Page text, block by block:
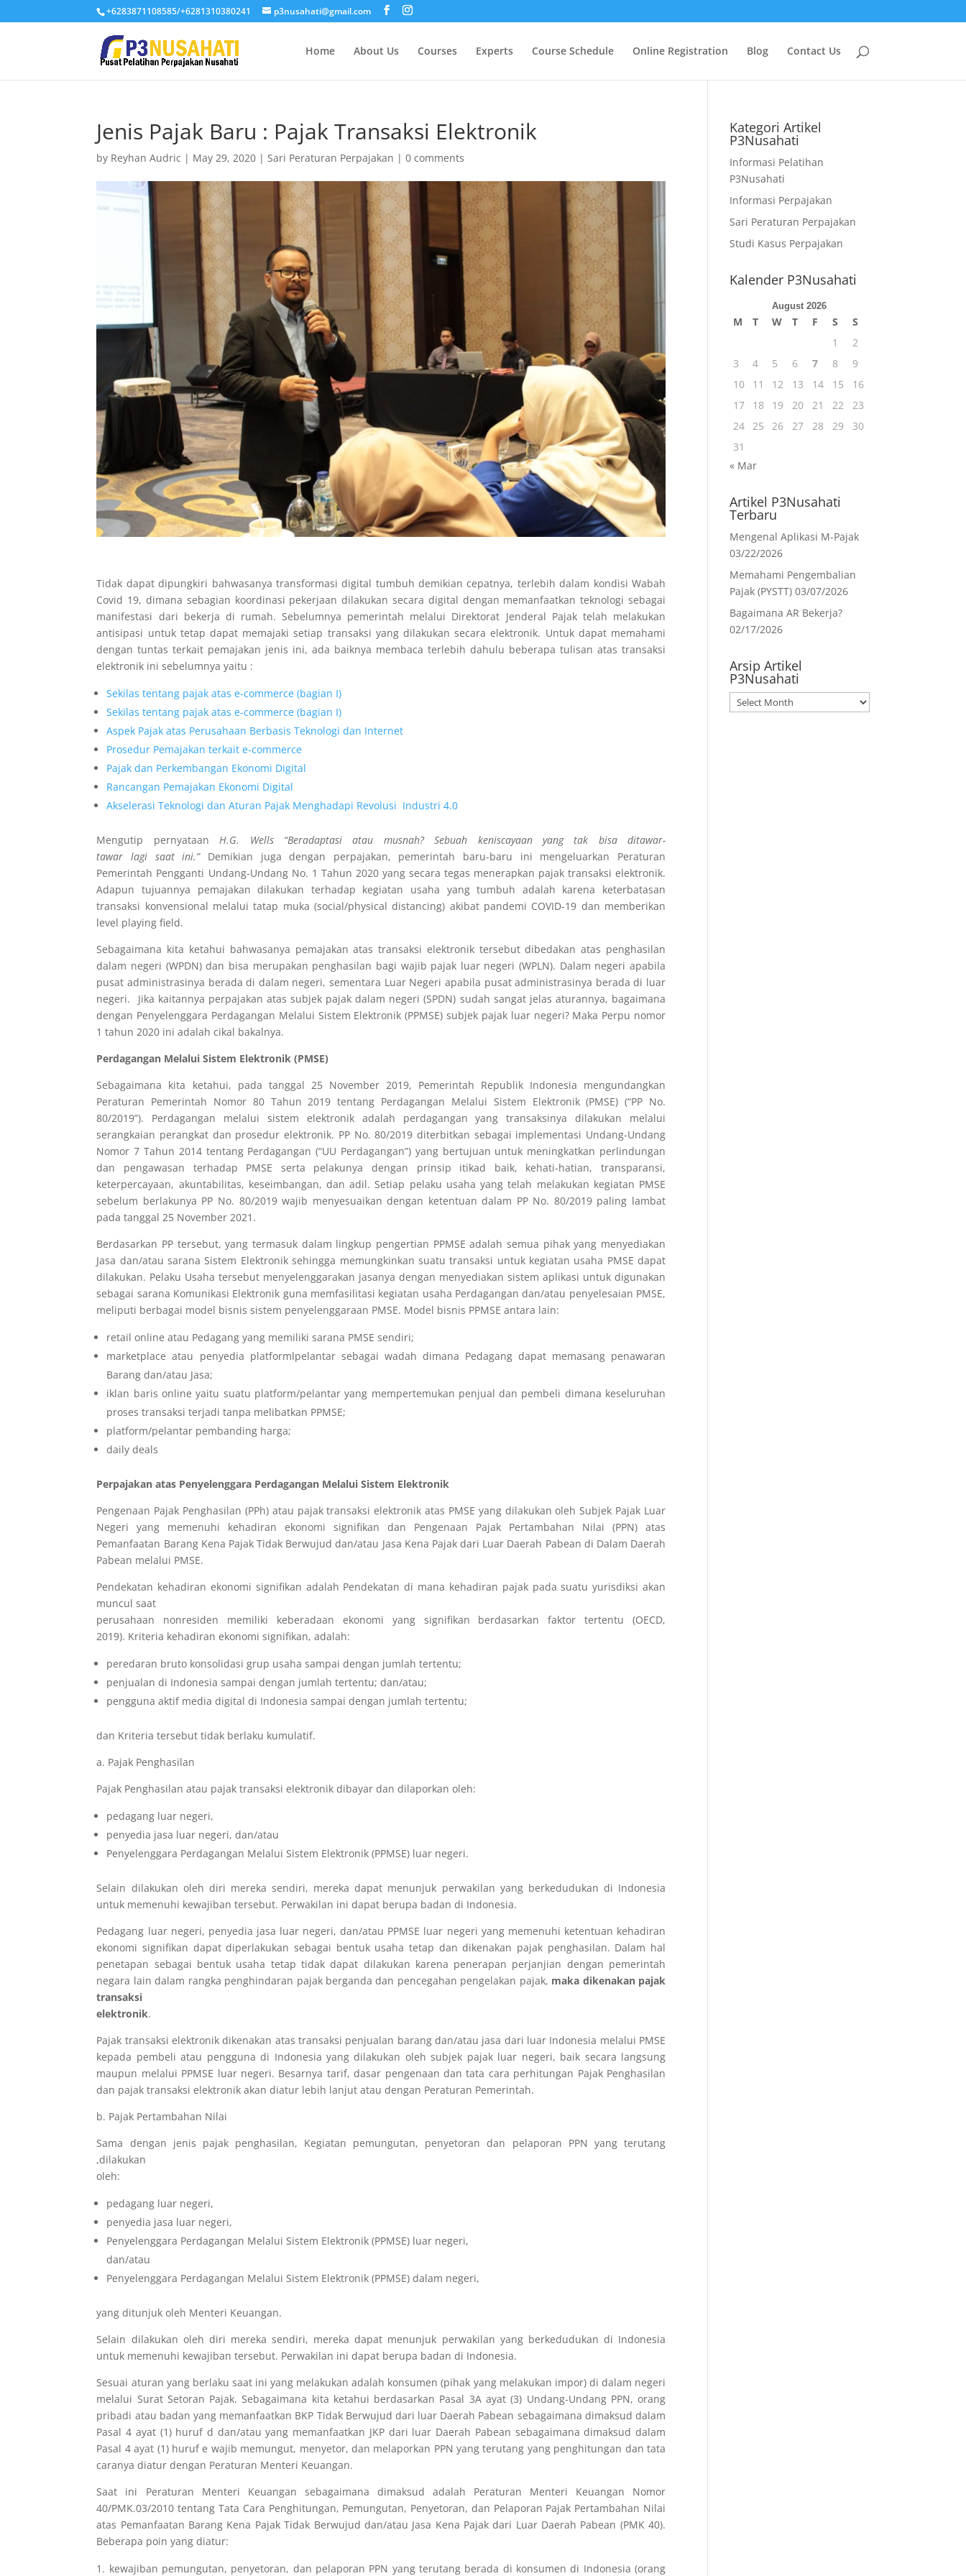
+6283871108585/+6281310380241 p3nusahati@gmail.com
Home About Us Courses Experts Course Schedule Online Registration Blog Contact Us
Jenis Pajak Baru : Pajak Transaksi Elektronik
by Reyhan Audric | May 29, 2020 |Sari Peraturan Perpajakan |0 comments
Tidak dapat dipungkiri bahwasanya transformasi digital tumbuh demikian cepatnya, terlebih dalam kondisi Wabah
Covid 19, dimana sebagian koordinasi pekerjaan dilakukan secara digital dengan memanfaatkan teknologi sebagai
manifestasi dari bekerja di rumah. Sebelumnya pemerintah melalui Direktorat Jenderal Pajak telah melakukan
antisipasi untuk tetap dapat memajaki setiap transaksi yang dilakukan secara elektronik. Untuk dapat memahami
dengan tuntas terkait pemajakan jenis ini, ada baiknya membaca terlebih dahulu beberapa tulisan atas transaksi
elektronik ini sebelumnya yaitu :
Sekilas tentang pajak atas e-commerce (bagian I)
Sekilas tentang pajak atas e-commerce (bagian I)
Aspek Pajak atas Perusahaan Berbasis Teknologi dan Internet
Prosedur Pemajakan terkait e-commerce
Pajak dan Perkembangan Ekonomi Digital
Rancangan Pemajakan Ekonomi Digital
Akselerasi Teknologi dan Aturan Pajak Menghadapi Revolusi Industri 4.0
Mengutip pernyataanH.G. Wells “Beradaptasi atau musnah? Sebuah keniscayaan yang tak bisa
ditawar-
tawar lagi saat ini.”Demikian juga dengan perpajakan, pemerintah baru-baru ini mengeluarkan Peraturan
Pemerintah Pengganti Undang-Undang No. 1 Tahun 2020 yang secara tegas menerapkan pajak transaksi elektronik.
Adapun tujuannya pemajakan dilakukan terhadap kegiatan usaha yang tumbuh adalah karena keterbatasan
transaksi konvensional melalui tatap muka (social/physical distancing) akibat pandemi COVID-19 dan memberikan
level playing field.
Sebagaimana kita ketahui bahwasanya pemajakan atas transaksi elektronik tersebut dibedakan atas penghasilan
dalam negeri (WPDN) dan bisa merupakan penghasilan bagi wajib pajak luar negeri (WPLN). Dalam negeri apabila
pusat administrasinya berada di dalam negeri, sementara Luar Negeri apabila pusat administrasinya berada di luar
negeri. Jika kaitannya perpajakan atas subjek pajak dalam negeri (SPDN) sudah sangat jelas aturannya, bagaimana
dengan Penyelenggara Perdagangan Melalui Sistem Elektronik (PPMSE) subjek pajak luar negeri? Maka Perpu nomor
1 tahun 2020 ini adalah cikal bakalnya.
Perdagangan Melalui Sistem Elektronik (PMSE)
Sebagaimana kita ketahui, pada tanggal 25 November 2019, Pemerintah Republik Indonesia mengundangkan
Peraturan Pemerintah Nomor 80 Tahun 2019 tentang Perdagangan Melalui Sistem Elektronik (PMSE) (“PP No.
80/2019”). Perdagangan melalui sistem elektronik adalah perdagangan yang transaksinya dilakukan melalui
serangkaian perangkat dan prosedur elektronik. PP No. 80/2019 diterbitkan sebagai implementasi Undang-Undang
Nomor 7 Tahun 2014 tentang Perdagangan (“UU Perdagangan”) yang bertujuan untuk meningkatkan perlindungan
dan pengawasan terhadap PMSE serta pelakunya dengan prinsip itikad baik, kehati-hatian, transparansi,
keterpercayaan, akuntabilitas, keseimbangan, dan adil. Setiap pelaku usaha yang telah melakukan kegiatan PMSE
sebelum berlakunya PP No. 80/2019 wajib menyesuaikan dengan ketentuan dalam PP No. 80/2019 paling lambat
pada tanggal 25 November 2021.
Berdasarkan PP tersebut, yang termasuk dalam lingkup pengertian PPMSE adalah semua pihak yang menyediakan
Jasa dan/atau sarana Sistem Elektronik sehingga memungkinkan suatu transaksi untuk kegiatan usaha PMSE dapat
dilakukan. Pelaku Usaha tersebut menyelenggarakan jasanya dengan menyediakan sistem aplikasi untuk digunakan
sebagai sarana Komunikasi Elektronik guna memfasilitasi kegiatan usaha Perdagangan dan/atau penyelesaian PMSE,
meliputi berbagai model bisnis sistem penyelenggaraan PMSE. Model bisnis PPMSE antara lain:
retail online atau Pedagang yang memiliki sarana PMSE sendiri;
marketplace atau penyedia platformlpelantar sebagai wadah dimana Pedagang dapat memasang penawaran
Barang dan/atau Jasa;
iklan baris online yaitu suatu platform/pelantar yang mempertemukan penjual dan pembeli dimana keseluruhan
proses transaksi terjadi tanpa melibatkan PPMSE;
platform/pelantar pembanding harga;
daily deals
Perpajakan atas Penyelenggara Perdagangan Melalui Sistem Elektronik
Pengenaan Pajak Penghasilan (PPh) atau pajak transaksi elektronik atas PMSE yang dilakukan oleh Subjek Pajak Luar
Negeri yang
memenuhi kehadiran ekonomi signifikan
dan Pengenaan Pajak Pertambahan Nilai (PPN) atas
Pemanfaatan Barang Kena Pajak Tidak Berwujud dan/atau Jasa Kena Pajak dari Luar Daerah Pabean di Dalam Daerah
Pabean melalui PMSE.
Pendekatan kehadiran ekonomi signifikan adalah Pendekatan di mana kehadiran pajak pada suatu yurisdiksi akan
muncul saat
perusahaan nonresiden memiliki keberadaan ekonomi yang signifikan berdasarkan faktor tertentu (OECD,
2019). Kriteria kehadiran ekonomi signifikan, adalah:
peredaran bruto konsolidasi grup usaha sampai dengan jumlah tertentu;
penjualan di Indonesia sampai dengan jumlah tertentu; dan/atau;
pengguna aktif media digital di Indonesia sampai dengan jumlah tertentu;
dan Kriteria tersebut tidak berlaku kumulatif.
a. Pajak Penghasilan
Pajak Penghasilan atau pajak transaksi elektronik dibayar dan dilaporkan oleh:
pedagang luar negeri,
penyedia jasa luar negeri, dan/atau
Penyelenggara Perdagangan Melalui Sistem Elektronik (PPMSE) luar negeri.
Selain dilakukan oleh diri mereka sendiri, mereka dapat menunjuk perwakilan yang berkedudukan di Indonesia
untuk memenuhi kewajiban tersebut. Perwakilan ini dapat berupa badan di Indonesia.
Pedagang luar negeri, penyedia jasa luar negeri, dan/atau PPMSE luar negeri yang memenuhi ketentuan kehadiran
ekonomi signifikan dapat diperlakukan sebagai bentuk usaha tetap dan dikenakan pajak penghasilan. Dalam hal
penetapan sebagai bentuk usaha tetap tidak dapat dilakukan karena penerapan perjanjian dengan pemerintah
negara lain dalam rangka penghindaran pajak berganda dan pencegahan pengelakan pajak, maka dikenakan pajak
transaksi
elektronik.
Pajak transaksi elektronik dikenakan atas transaksi penjualan barang dan/atau jasa dari luar Indonesia melalui PMSE
kepada pembeli atau pengguna di Indonesia yang dilakukan oleh subjek pajak luar negeri, baik secara langsung
maupun melalui PPMSE luar negeri. Besarnya tarif, dasar pengenaan dan tata cara perhitungan Pajak Penghasilan
dan pajak transaksi elektronik akan diatur lebih lanjut atau dengan Peraturan Pemerintah.
b. Pajak Pertambahan Nilai
Sama dengan jenis pajak penghasilan, Kegiatan pemungutan, penyetoran dan pelaporan PPN yang terutang
,dilakukan
oleh:
pedagang luar negeri,
penyedia jasa luar negeri,
Penyelenggara Perdagangan Melalui Sistem Elektronik (PPMSE) luar negeri,
dan/atau
Penyelenggara Perdagangan Melalui Sistem Elektronik (PPMSE) dalam negeri,
yang ditunjuk oleh Menteri Keuangan.
Selain dilakukan oleh diri mereka sendiri, mereka dapat menunjuk perwakilan yang berkedudukan di Indonesia
untuk memenuhi kewajiban tersebut. Perwakilan ini dapat berupa badan di Indonesia.
Sesuai aturan yang berlaku saat ini yang melakukan adalah konsumen (pihak yang melakukan impor) di dalam negeri
melalui Surat Setoran Pajak. Sebagaimana kita ketahui berdasarkan Pasal 3A ayat (3) Undang-Undang PPN, orang
pribadi atau badan yang memanfaatkan BKP Tidak Berwujud dari luar Daerah Pabean sebagaimana dimaksud dalam
Pasal 4 ayat (1) huruf d dan/atau yang memanfaatkan JKP dari luar Daerah Pabean sebagaimana dimaksud dalam
Pasal 4 ayat (1) huruf e wajib memungut, menyetor, dan melaporkan PPN yang terutang yang penghitungan dan tata
caranya diatur dengan Peraturan Menteri Keuangan.
Saat ini Peraturan Menteri Keuangan sebagaimana dimaksud adalah Peraturan Menteri Keuangan Nomor
40/PMK.03/2010 tentang Tata Cara Penghitungan, Pemungutan, Penyetoran, dan Pelaporan Pajak Pertambahan Nilai
atas Pemanfaatan Barang Kena Pajak Tidak Berwujud dan/atau Jasa Kena Pajak dari Luar Daerah Pabean (PMK 40).
Beberapa poin yang diatur:
kewajiban pemungutan, penyetoran, dan pelaporan PPN yang terutang berada di konsumen di Indonesia (orang
Kategori Artikel
P3Nusahati
Informasi Pelatihan
P3Nusahati
Informasi Perpajakan
Sari Peraturan Perpajakan
Studi Kasus Perpajakan
Kalender P3Nusahati
August 2026
M T W T F S
S
1
2
3
4 5 6 7 8
9
10
11 12 13 14 15
16
17
18 19 20 21 22
23
24 25 26 27 28 29
30
31
« Mar
Artikel P3Nusahati
Terbaru
Mengenal Aplikasi M-Pajak
03/22/2026
Memahami Pengembalian
Pajak (PYSTT) 03/07/2026
Bagaimana AR Bekerja?
02/17/2026
Arsip Artikel
P3Nusahati
Arsip
Artikel